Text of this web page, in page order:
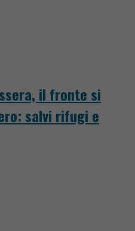
il fronte si
salvi rifugi e